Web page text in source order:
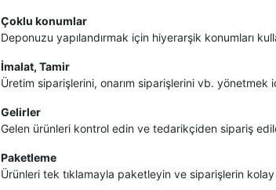
Çoklu konumlar
Deponuzu yapılandırmak için hiyerarşik konumları
İmalat, Tamir
Üretim siparişlerini, onarım siparişlerini vb. yönetmek
Gelirler
Gelen ürünleri kontrol edin ve tedarikçiden sipariş
Paketleme
Ürünleri tek tıklamayla paketleyin ve siparişlerin